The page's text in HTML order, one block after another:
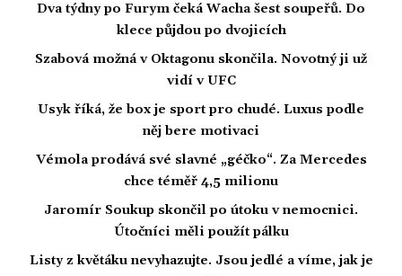
Dva týdny po Furym čeká Wacha šest soupeřů. Do
klece půjdou po dvojicích
Szabová možná v Oktagonu skončila. Novotný ji už
vidí v UFC
Usyk říká, že box je sport pro chudé. Luxus podle
něj bere motivaci
Vémola prodává své slavné „géčko“. Za Mercedes
chce téměř 4,5 milionu
Jaromír Soukup skončil po útoku v nemocnici.
Útočníci měli použít pálku
Listy z květáku nevyhazujte. Jsou jedlé a víme, jak je